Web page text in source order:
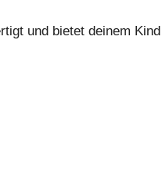
und bietet deinem Kind